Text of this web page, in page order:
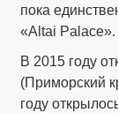
пока
«Altai Palace».
В 2015 году
(Приморский
году